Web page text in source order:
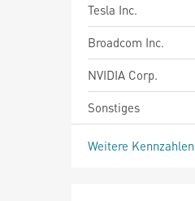
Tesla Inc.
Broadcom Inc.
NVIDIA Corp.
Sonstiges
Weitere Kennzahlen